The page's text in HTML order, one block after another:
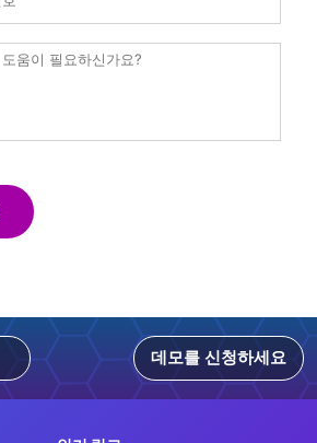
데모를 신청하세요